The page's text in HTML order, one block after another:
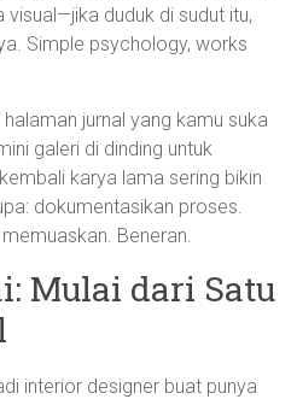
duduk di sudut itu,
Simple psychology, works
jurnal yang kamu suka
galeri di dinding untuk
karya lama sering bikin
dokumentasikan proses.
Beneran.
Mulai dari Satu
interior designer buat punya